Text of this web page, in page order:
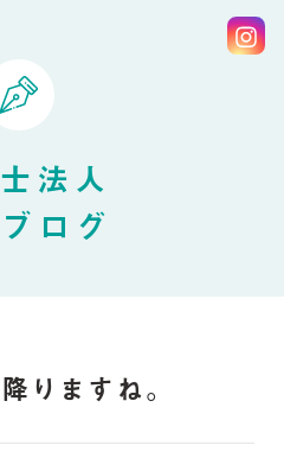
法人
ログ
りますね。